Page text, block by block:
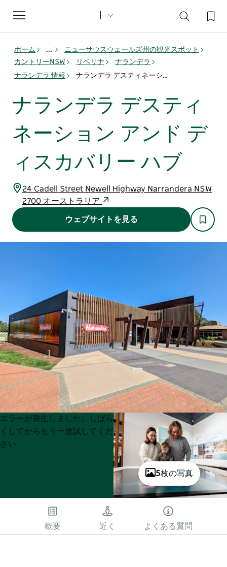
Toggle
navigation
ホーム ...
ニューサウスウェールズ州の観光スポット
カントリーNSW
リベリナ
ナランデラ
ナランデラ 情報
ナランデラ デスティネーション アンド ディスカバリー ハブ
ナランデラ デスティ
ネーション アンド デ
ィスカバリー ハブ
24 Cadell Street Newell Highway Narrandera NSW
2700 オーストラリア
ウェブサイトを見る
5枚の写真
Product
List
Product
List
エラーが発生しました。しばら
くしてからもう一度試してくだ
さい
概要 近く よくある質問